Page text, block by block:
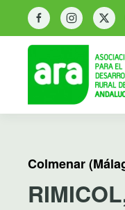
Colmenar